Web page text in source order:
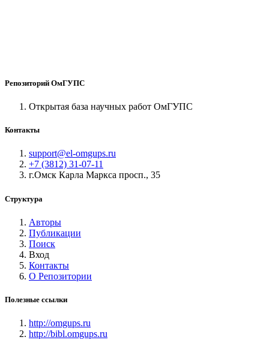
Репозиторий ОмГУПС
Открытая база научных работ ОмГУПС
Контакты
support@el-omgups.ru
+7 (3812) 31-07-11
г.Омск Карла Маркса просп., 35
Структура
Авторы
Публикации
Поиск
Вход
Контакты
О Репозитории
Полезные ссылки
http://omgups.ru
http://bibl.omgups.ru